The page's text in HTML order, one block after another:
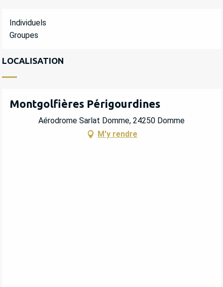
Individuels
Groupes
LOCALISATION
Montgolfières Périgourdines
Aérodrome Sarlat Domme, 24250 Domme
M'y rendre